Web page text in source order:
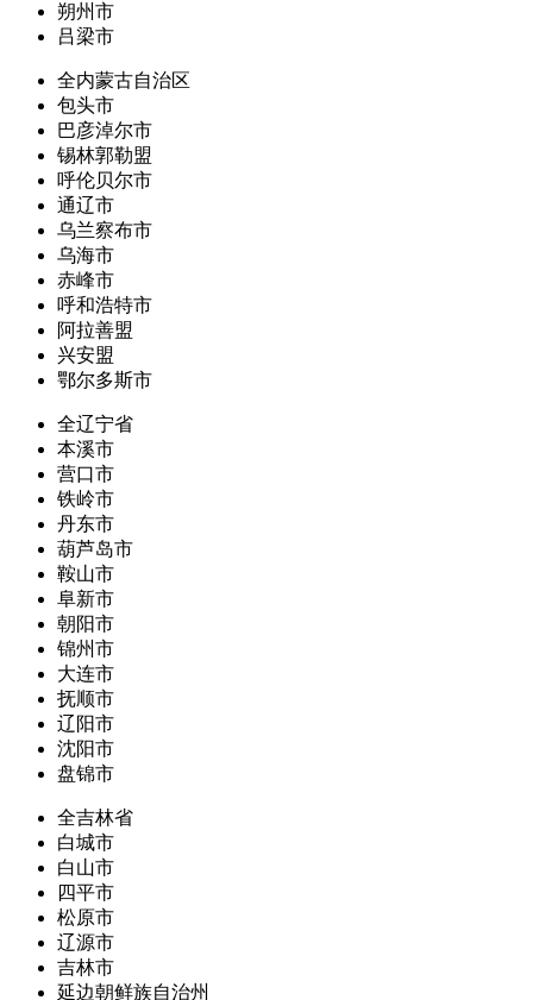
朔州市
吕梁市
全内蒙古自治区
包头市
巴彦淖尔市
锡林郭勒盟
呼伦贝尔市
通辽市
乌兰察布市
乌海市
赤峰市
呼和浩特市
阿拉善盟
兴安盟
鄂尔多斯市
全辽宁省
本溪市
营口市
铁岭市
丹东市
葫芦岛市
鞍山市
阜新市
朝阳市
锦州市
大连市
抚顺市
辽阳市
沈阳市
盘锦市
全吉林省
白城市
白山市
四平市
松原市
辽源市
吉林市
延边朝鲜族自治州